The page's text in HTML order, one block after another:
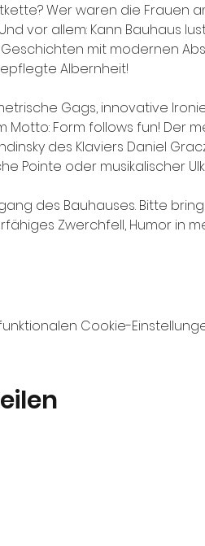
Wer waren die Frauen
vor allem: Kann Bauhaus
mit modernen
Albernheit!
Gags, innovative
Form follows fun! Der
des Klaviers Daniel
Pointe oder musikalischer
des Bauhauses. Bitte
Zwerchfell, Humor in
Cookie-